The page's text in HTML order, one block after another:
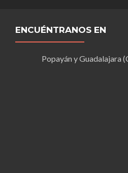
ENCUÉNTRANOS EN
Popayán y Guadalajara